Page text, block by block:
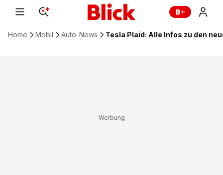
Home Mobil Auto-News Tesla Plaid: Alle Infos zu den